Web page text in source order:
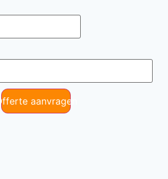
Offerte aanvragen